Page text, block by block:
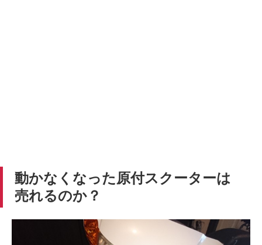
動かなくなった原付スクーターは
売れるのか？